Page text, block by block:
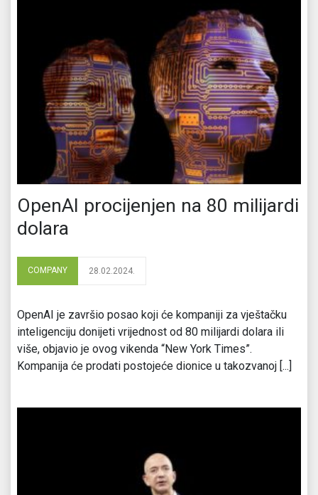
OpenAI procijenjen na 80 milijardi
dolara
COMPANY 28.02.2024.
OpenAI je završio posao koji će kompaniji za vještačku
inteligenciju donijeti vrijednost od 80 milijardi dolara ili
više, objavio je ovog vikenda “New York Times”.
Kompanija će prodati postojeće dionice u takozvanoj [...]